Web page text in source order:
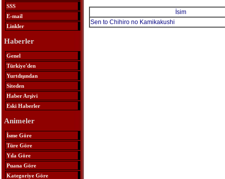
SSS
E-mail
Linkler
Haberler
Genel
Türkiye'den
Yurtdışından
Siteden
Haber Arşivi
Eski Haberler
Animeler
İsme Göre
Türe Göre
Yıla Göre
Puana Göre
Kategoriye Göre
İsim
Sen to Chihiro no Kamikakushi